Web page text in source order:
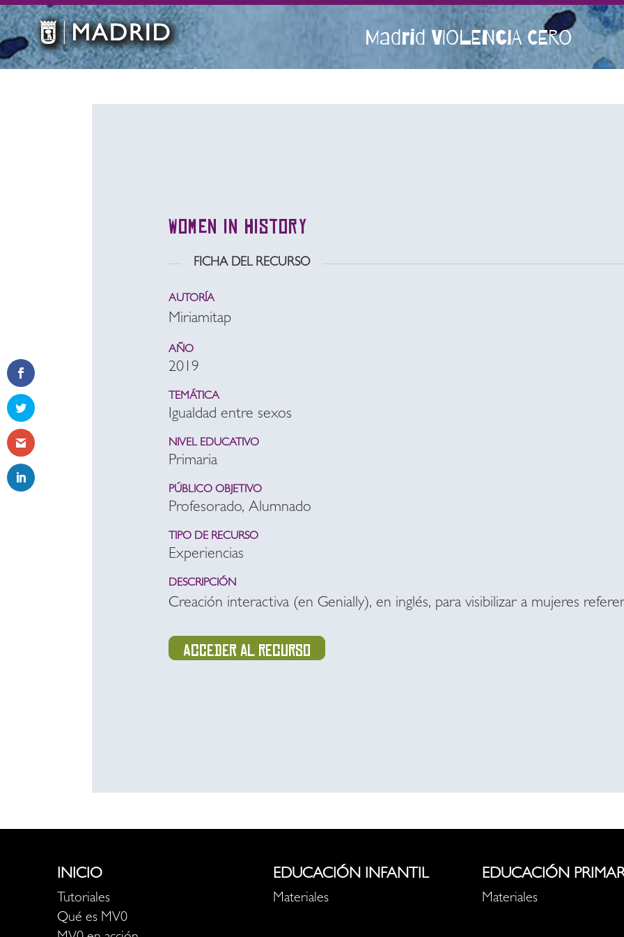
Madrid VIOLENCIA CERO
Women in history
FICHA DEL RECURSO
AUTORÍA
Miriamitap
AÑO
2019
TEMÁTICA
Igualdad entre sexos
NIVEL EDUCATIVO
Primaria
PÚBLICO OBJETIVO
Profesorado, Alumnado
TIPO DE RECURSO
Experiencias
DESCRIPCIÓN
Creación interactiva (en Genially), en inglés, para visibilizar a mujeres
Acceder al recurso
INICIO
Tutoriales
Qué es MV0
EDUCACIÓN INFANTIL
Materiales
EDUCACIÓN
Materiales